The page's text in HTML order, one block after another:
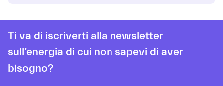
Ti va di iscriverti alla newsletter
sull’energia di cui non sapevi di aver
bisogno?